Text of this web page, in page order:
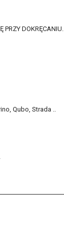
PRZY DOKRĘCANIU.
Qubo, Strada ..